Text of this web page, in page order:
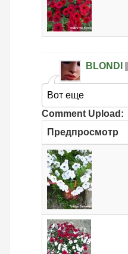
BLONDI
Вот еще
Comment Upload:
Предпросмотр